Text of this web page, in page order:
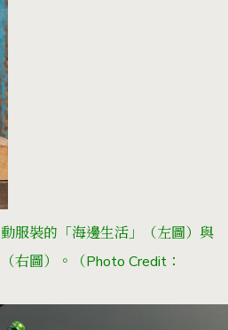
服裝的「海邊生活」（左圖）與
右圖）。（Photo Credit：